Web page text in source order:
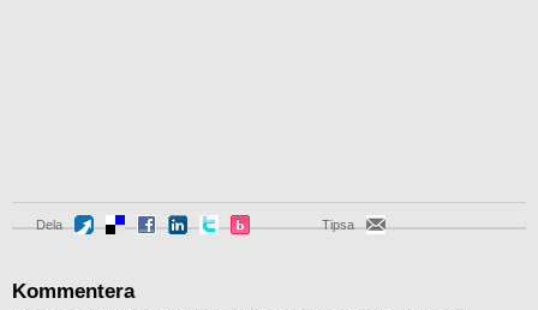
Dela Tipsa
Kommentera